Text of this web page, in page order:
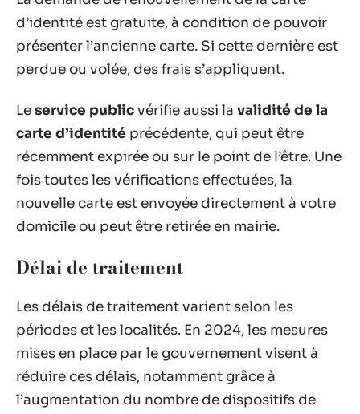
d’identité est gratuite, à condition de pouvoir
présenter l’ancienne carte. Si cette dernière est
perdue ou volée, des frais s’appliquent.
Leservice publicvérifie aussi la validité de la
carte d’identité précédente, qui peut être
récemment expirée ou sur le point de l’être. Une
fois toutes les vérifications effectuées, la
nouvelle carte est envoyée directement à votre
domicile ou peut être retirée en mairie.
Délai de traitement
Les délais de traitement varient selon les
périodes et les localités. En 2024, les mesures
mises en place par le gouvernement visent à
réduire ces délais, notamment grâce à
l’augmentation du nombre de dispositifs de